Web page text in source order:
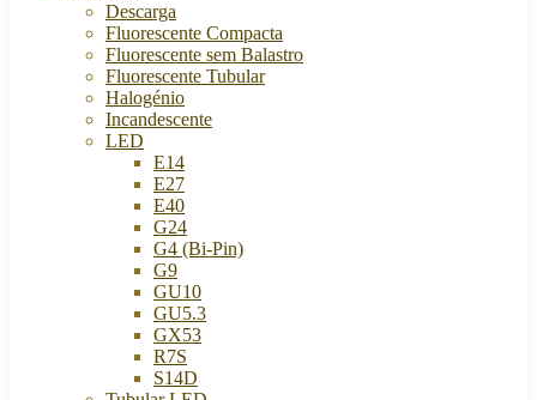
Descarga
Fluorescente Compacta
Fluorescente sem Balastro
Fluorescente Tubular
Halogénio
Incandescente
LED
E14
E27
E40
G24
G4 (Bi-Pin)
G9
GU10
GU5.3
GX53
R7S
S14D